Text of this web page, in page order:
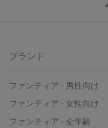
ブランド
ファンティア - 男性向け
ファンティア - 女性向け
ファンティア - 全年齢